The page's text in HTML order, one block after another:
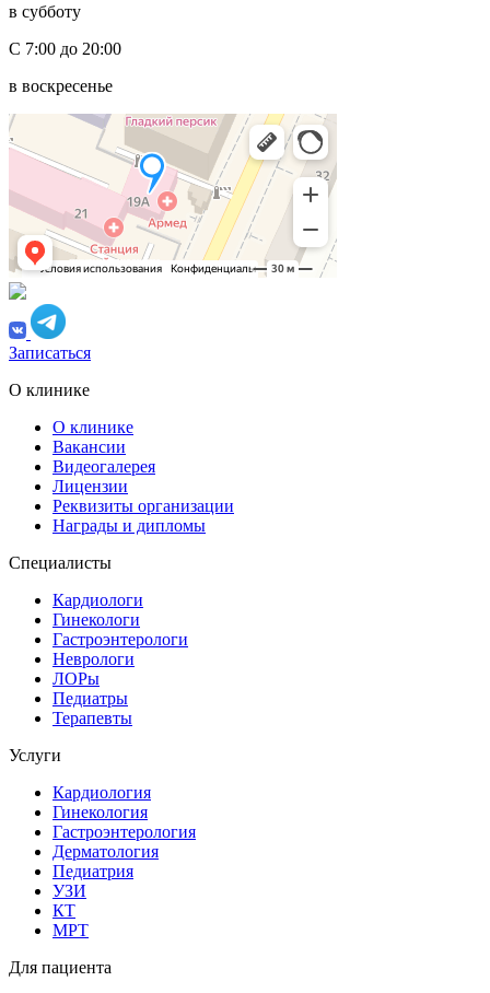
в субботу
С 7:00 до 20:00
в воскресенье
Записаться
О клинике
О клинике
Вакансии
Видеогалерея
Лицензии
Реквизиты организации
Награды и дипломы
Специалисты
Кардиологи
Гинекологи
Гастроэнтерологи
Неврологи
ЛОРы
Педиатры
Терапевты
Услуги
Кардиология
Гинекология
Гастроэнтерология
Дерматология
Педиатрия
УЗИ
КТ
МРТ
Для пациента